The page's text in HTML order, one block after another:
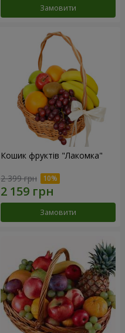
Замовити
Кошик фруктів "Лакомка"
2 399 грн
Замовити